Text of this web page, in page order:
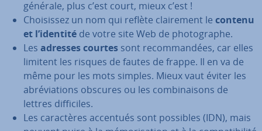
générale, plus c’est court, mieux c’est !
Choi­sis­sez un nom qui reflète clai­re­ment le contenu
et l’identité de votre site Web de pho­to­graphe.
Les adresses courtes sont re­com­man­dées, car elles
limitent les risques de fautes de frappe. Il en va de
même pour les mots simples. Mieux vaut éviter les
abré­via­tions obscures ou les com­bi­nai­sons de
lettres dif­fi­ciles.
Les ca­rac­tères accentués sont possibles (IDN), mais